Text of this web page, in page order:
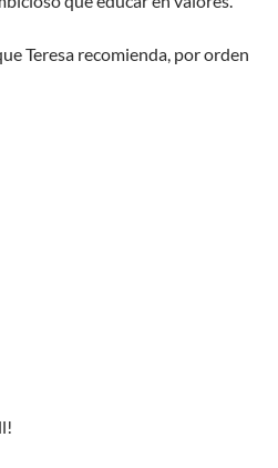
Teresa recomienda, por orden